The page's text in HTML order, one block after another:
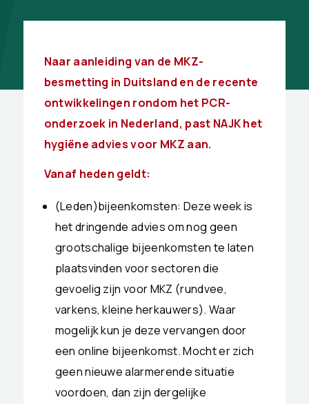
Naar aanleiding van de MKZ-
besmetting in Duitsland en de recente
ontwikkelingen rondom het PCR-
onderzoek in Nederland, past NAJK het
hygiëne advies voor MKZ aan.
Vanaf heden geldt:
(Leden)bijeenkomsten: Deze week is
het dringende advies om nog geen
grootschalige bijeenkomsten te laten
plaatsvinden voor sectoren die
gevoelig zijn voor MKZ (rundvee,
varkens, kleine herkauwers). Waar
mogelijk kun je deze vervangen door
een online bijeenkomst. Mocht er zich
geen nieuwe alarmerende situatie
voordoen, dan zijn dergelijke